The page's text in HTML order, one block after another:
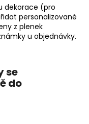
dekorace (pro
personalizované
z plenek
u objednávky.
se
do